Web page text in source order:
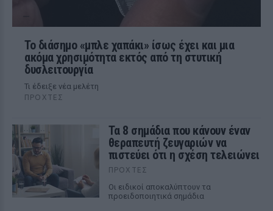
Το διάσημο «μπλε χαπάκι» ίσως έχει και μια
ακόμα χρησιμότητα εκτός από τη στυτική
δυσλειτουργία
Τι έδειξε νέα μελέτη
ΠΡΟΧΤΈΣ
Τα 8 σημάδια που κάνουν έναν
θεραπευτή ζευγαριών να
πιστεύει ότι η σχέση τελειώνει
ΠΡΟΧΤΈΣ
Οι ειδικοί αποκαλύπτουν τα
προειδοποιητικά σημάδια